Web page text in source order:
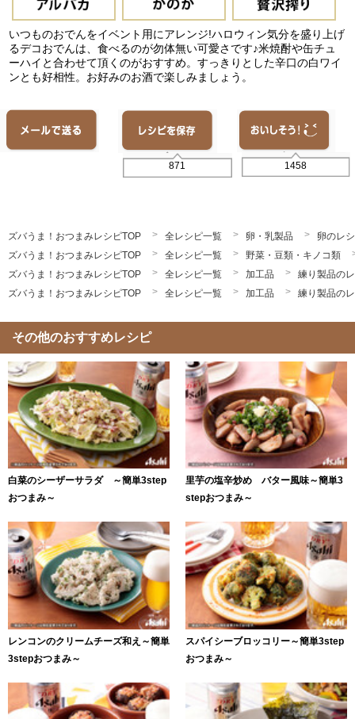
いつものおでんをイベント用にアレンジ!ハロウィン気分を盛り上げ
るデコおでんは、食べるのが勿体無い可愛さです♪米焼酎や缶チュ
ーハイと合わせて頂くのがおすすめ。すっきりとした辛口の白ワイ
ンとも好相性。お好みのお酒で楽しみましょう。
871 1458
ズバうま！おつまみレシピTOP 全レシピ一覧 卵・乳製品
卵のレ
ズバうま！おつまみレシピTOP
全レシピ一覧
野菜・豆類・キノコ類
ズバうま！おつまみレシピTOP
全レシピ一覧 加工品
練り製品の
ズバうま！おつまみレシピTOP
全レシピ一覧 加工品 練り製品の
その他のおすすめレシピ
白菜のシーザーサラダ ～簡単3step
おつまみ～
里芋の塩辛炒め バター風味～簡単3
stepおつまみ～
レンコンのクリームチーズ和え～簡単
3stepおつまみ～
スパイシーブロッコリー～簡単3step
おつまみ～